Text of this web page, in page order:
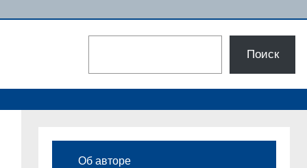
Поиск
Об авторе